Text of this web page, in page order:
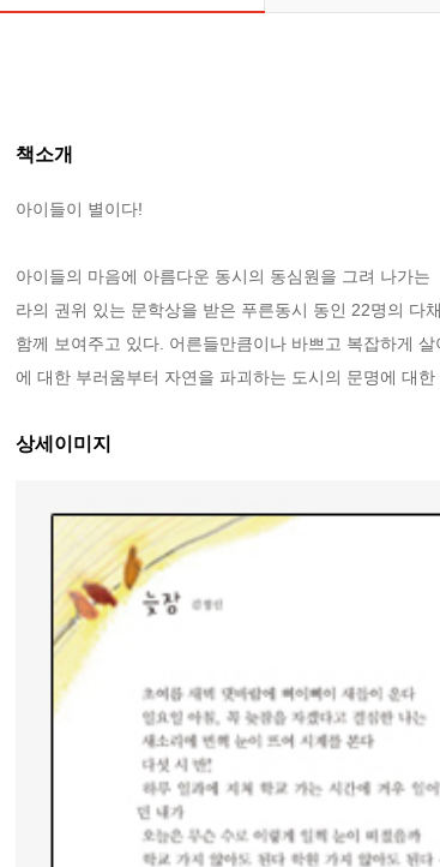
책소개
아이들이 별이다!
아이들의 마음에 아름다운 동시의 동심원을 그려 나가
라의 권위 있는 문학상을 받은 푸른동시 동인 22명의 다
함께 보여주고 있다. 어른들만큼이나 바쁘고 복잡하게
에 대한 부러움부터 자연을 파괴하는 도시의 문명에 대
상세이미지